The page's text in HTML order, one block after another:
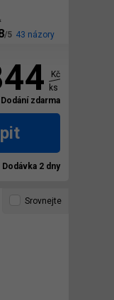
43 názory
Kč
ks
Dodání zdarma
Dodávka 2 dny
Srovnejte